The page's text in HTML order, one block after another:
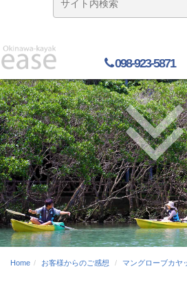
098-923-5871
Home お客様からのご感想 マングローブカヤ